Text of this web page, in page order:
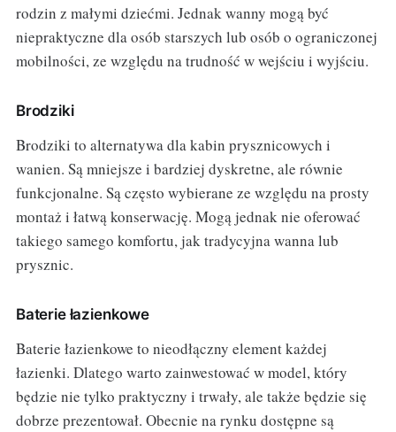
rodzin z małymi dziećmi. Jednak wanny mogą być
niepraktyczne dla osób starszych lub osób o ograniczonej
mobilności, ze względu na trudność w wejściu i wyjściu.
Brodziki
Brodziki to alternatywa dla kabin prysznicowych i
wanien. Są mniejsze i bardziej dyskretne, ale równie
funkcjonalne. Są często wybierane ze względu na prosty
montaż i łatwą konserwację. Mogą jednak nie oferować
takiego samego komfortu, jak tradycyjna wanna lub
prysznic.
Baterie łazienkowe
Baterie łazienkowe to nieodłączny element każdej
łazienki. Dlatego warto zainwestować w model, który
będzie nie tylko praktyczny i trwały, ale także będzie się
dobrze prezentował. Obecnie na rynku dostępne są